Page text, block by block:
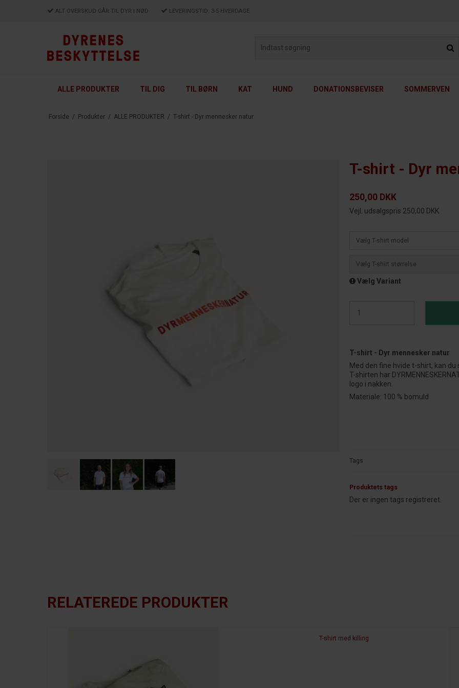
ALT OVERSKUD GÅR TIL DYR I NØD LEVERINGSTID: 3-5 HVERDAGE
ALLE PRODUKTER TIL DIG TIL BØRN KAT HUND DONATIONSBEVISER SOMMERVEN
Forside / Produkter / ALLE PRODUKTER / T-shirt - Dyr mennesker natur
T-shirt - Dyr
250,00 DKK
Vejl. udsalgspris 250,00 DKK
Vælg T-shirt model
Vælg T-shirt størrelse
Vælg Variant
T-shirt - Dyr mennesker natur
Med den fine hvide t-shirt, kan
T-shirten har
logo i nakken.
Materiale: 100 % bomuld
Tags
Produktets tags
Der er ingen tags registreret.
RELATEREDE PRODUKTER
T-shirt med killing